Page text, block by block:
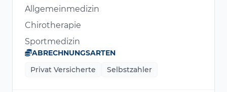
Allgemeinmedizin
Chirotherapie
Sportmedizin
ABRECHNUNGSARTEN
Privat Versicherte
Selbstzahler